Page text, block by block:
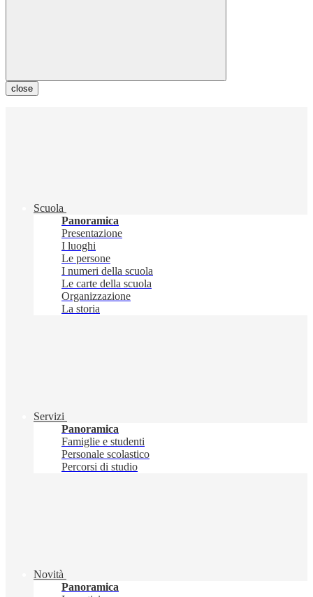
close
Scuola
Panoramica
Presentazione
I luoghi
Le persone
I numeri della scuola
Le carte della scuola
Organizzazione
La storia
Servizi
Panoramica
Famiglie e studenti
Personale scolastico
Percorsi di studio
Novità
Panoramica